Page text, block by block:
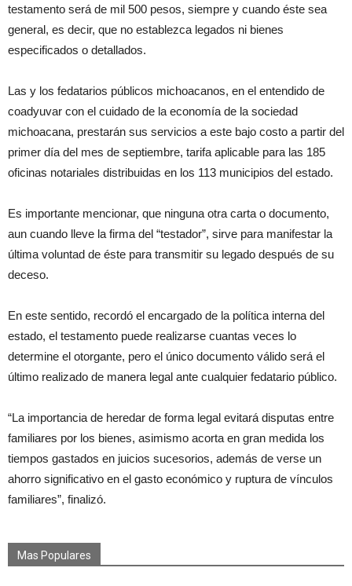
testamento será de mil 500 pesos, siempre y cuando éste sea
general, es decir, que no establezca legados ni bienes
especificados o detallados.
Las y los fedatarios públicos michoacanos, en el entendido de
coadyuvar con el cuidado de la economía de la sociedad
michoacana, prestarán sus servicios a este bajo costo a partir del
primer día del mes de septiembre, tarifa aplicable para las 185
oficinas notariales distribuidas en los 113 municipios del estado.
Es importante mencionar, que ninguna otra carta o documento,
aun cuando lleve la firma del “testador”, sirve para manifestar la
última voluntad de éste para transmitir su legado después de su
deceso.
En este sentido, recordó el encargado de la política interna del
estado, el testamento puede realizarse cuantas veces lo
determine el otorgante, pero el único documento válido será el
último realizado de manera legal ante cualquier fedatario público.
“La importancia de heredar de forma legal evitará disputas entre
familiares por los bienes, asimismo acorta en gran medida los
tiempos gastados en juicios sucesorios, además de verse un
ahorro significativo en el gasto económico y ruptura de vínculos
familiares”, finalizó.
Mas Populares